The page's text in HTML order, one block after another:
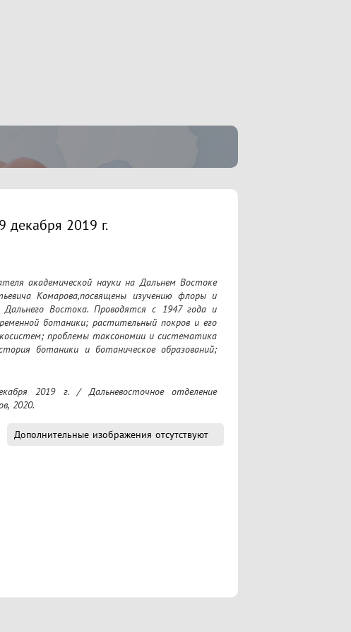
декабря 2019 г.
академической науки на Дальнем Востоке
Комарова,посвящены изучению флоры и
Дальнего Востока. Проводятся с 1947 года и
ботаники; растительный покров и его
проблемы таксономии и систематика
ботаники и ботаническое образований;
2020.
Дополнительные изображения отсутствуют